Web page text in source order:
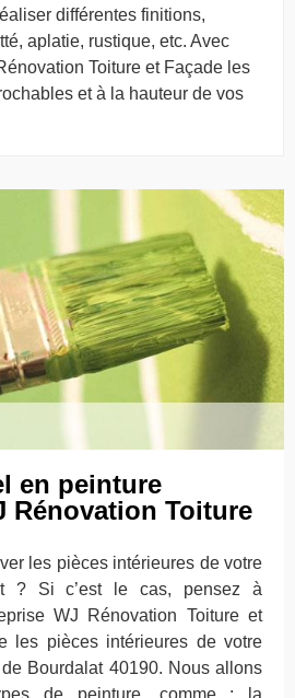
différentes finitions,
aplatie, rustique, etc. Avec
Toiture et Façade les
et à la hauteur de vos
en peinture
Rénovation Toiture
les pièces intérieures de votre
? Si c’est le cas, pensez à
WJ Rénovation Toiture et
les pièces intérieures de votre
Bourdalat 40190. Nous allons
de peinture, comme : la